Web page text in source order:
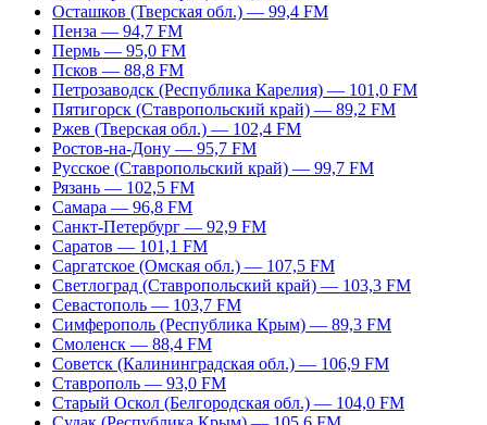
Осташков (Тверская обл.) — 99,4 FM
Пенза — 94,7 FM
Пермь — 95,0 FM
Псков — 88,8 FM
Петрозаводск (Республика Карелия) — 101,0 FM
Пятигорск (Ставропольский край) — 89,2 FM
Ржев (Тверская обл.) — 102,4 FM
Ростов-на-Дону — 95,7 FM
Русское (Ставропольский край) — 99,7 FM
Рязань — 102,5 FM
Самара — 96,8 FM
Санкт-Петербург — 92,9 FM
Саратов — 101,1 FM
Саргатское (Омская обл.) — 107,5 FM
Светлоград (Ставропольский край) — 103,3 FM
Севастополь — 103,7 FM
Симферополь (Республика Крым) — 89,3 FM
Смоленск — 88,4 FM
Советск (Калининградская обл.) — 106,9 FM
Ставрополь — 93,0 FM
Старый Оскол (Белгородская обл.) — 104,0 FM